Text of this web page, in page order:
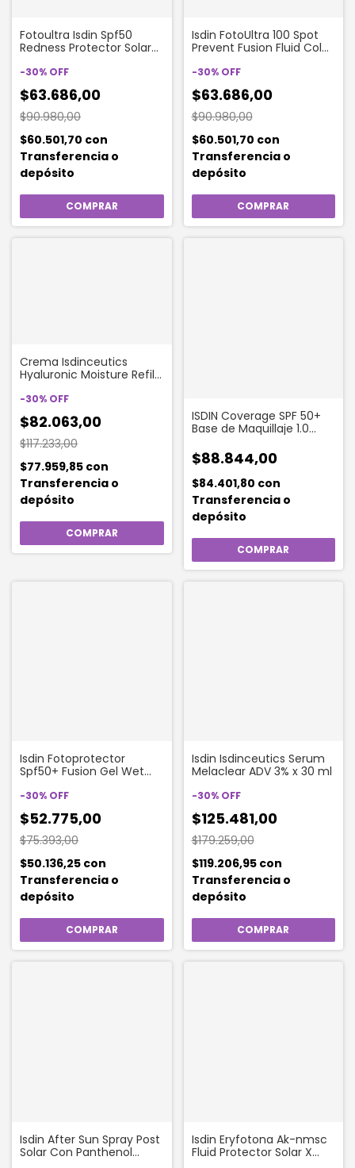
Fotoultra Isdin Spf50
Redness Protector Solar
-30% OFF
$63.686,00
$90.980,00
$60.501,70 con
Transferencia o
depósito
Isdin FotoUltra 100 Spot
Prevent Fusion Fluid Color
-30% OFF
$63.686,00
$90.980,00
$60.501,70 con
Transferencia o
depósito
Crema Isdinceutics
Hyaluronic Moisture Refill
-30% OFF
$82.063,00
$117.233,00
$77.959,85 con
Transferencia o
depósito
ISDIN Coverage SPF 50+
Base de Maquillaje 1.0
$88.844,00
$84.401,80 con
Transferencia o
depósito
Isdin Fotoprotector
Spf50+ Fusion Gel Wet
X 100ml
-30% OFF
$52.775,00
$75.393,00
$50.136,25 con
Transferencia o
depósito
Isdin Isdinceutics Serum
Melaclear ADV 3% x 30 ml
-30% OFF
$125.481,00
$179.259,00
$119.206,95 con
Transferencia o
depósito
Isdin After Sun Spray Post
Solar Con Panthenol
Isdin Eryfotona Ak-nmsc
Fluid Protector Solar X